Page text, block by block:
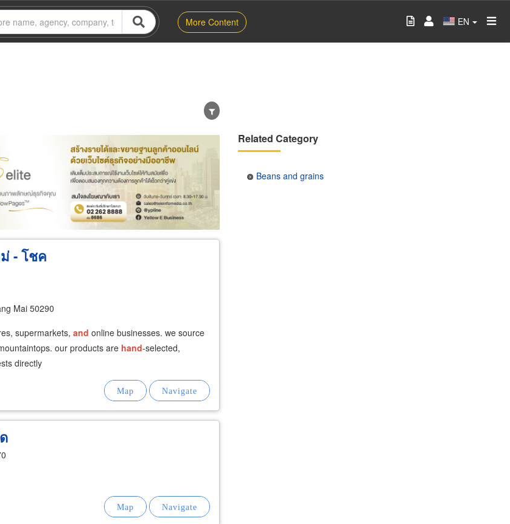
More Content EN
Importer Service Business
- โชค
Mai 50290
supermarkets, and online businesses. we source
our products are hand-selected,
directly
Related Category
Beans and grains